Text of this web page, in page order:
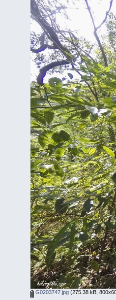
G0203747.jpg(275.38 kB,